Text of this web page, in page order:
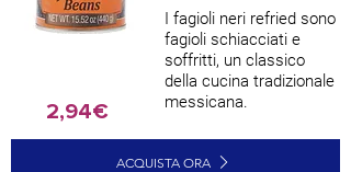
2,94€
I fagioli neri refried sono
fagioli schiacciati e
soffritti, un classico
della cucina tradizionale
messicana.
ACQUISTA ORA